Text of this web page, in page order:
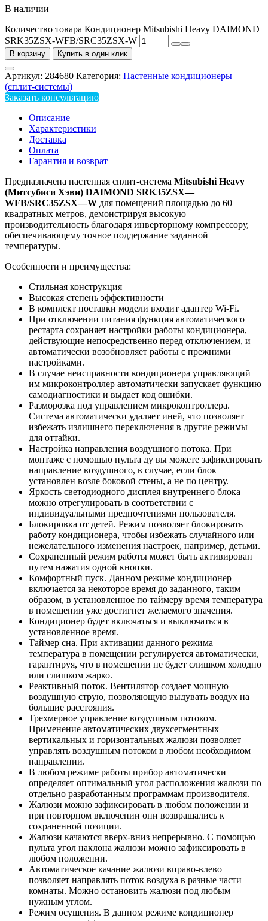
В наличии
Количество товара Кондиционер Mitsubishi Heavy DAIMOND
SRK35ZSX-WFB/SRC35ZSX-W
В корзину Купить в один клик
Артикул: 284680 Категория: Настенные кондиционеры
(сплит-системы)
Заказать консультацию
Описание
Характеристики
Доставка
Оплата
Гарантия и возврат
Предназначена настенная сплит-система Mitsubishi Heavy
(Митсубиси Хэви) DAIMOND SRK35ZSX—
WFB/SRC35ZSX—W для помещений площадью до 60
квадратных метров, демонстрируя высокую
производительность благодаря инверторному компрессору,
обеспечивающему точное поддержание заданной
температуры.
Особенности и преимущества:
Стильная конструкция
Высокая степень эффективности
В комплект поставки модели входит адаптер Wi-Fi.
При отключении питания функция автоматического
рестарта сохраняет настройки работы кондиционера,
действующие непосредственно перед отключением, и
автоматически возобновляет работы с прежними
настройками.
В случае неисправности кондиционера управляющий
им микроконтроллер автоматически запускает функцию
самодиагностики и выдает код ошибки.
Разморозка под управлением микроконтроллера.
Система автоматически удаляет иней, что позволяет
избежать излишнего переключения в другие режимы
для оттайки.
Настройка направления воздушного потока. При
монтаже с помощью пульта ду вы можете зафиксировать
направление воздушного, в случае, если блок
установлен возле боковой стены, а не по центру.
Яркость светодиодного дисплея внутреннего блока
можно отрегулировать в соответствии с
индивидуальными предпочтениями пользователя.
Блокировка от детей. Режим позволяет блокировать
работу кондиционера, чтобы избежать случайного или
нежелательного изменения настроек, например, детьми.
Сохраненный режим работы может быть активирован
путем нажатия одной кнопки.
Комфортный пуск. Данном режиме кондиционер
включается за некоторое время до заданного, таким
образом, в установленное по таймеру время температура
в помещении уже достигнет желаемого значения.
Кондиционер будет включаться и выключаться в
установленное время.
Таймер сна. При активации данного режима
температура в помещении регулируется автоматически,
гарантируя, что в помещении не будет слишком холодно
или слишком жарко.
Реактивный поток. Вентилятор создает мощную
воздушную струю, позволяющую выдувать воздух на
большие расстояния.
Трехмерное управление воздушным потоком.
Применение автоматических двухсегментных
вертикальных и горизонтальных жалюзи позволяет
управлять воздушным потоком в любом необходимом
направлении.
В любом режиме работы прибор автоматически
определяет оптимальный угол расположения жалюзи по
отдельно разработанным программам производителя.
Жалюзи можно зафиксировать в любом положении и
при повторном включении они возвращались к
сохраненной позиции.
Жалюзи качаются вверх-вниз непрерывно. С помощью
пульта угол наклона жалюзи можно зафиксировать в
любом положении.
Автоматическое качание жалюзи вправо-влево
позволяет направлять поток воздуха в разные части
комнаты. Можно остановить жалюзи под любым
нужным углом.
Режим осушения. В данном режиме кондиционер